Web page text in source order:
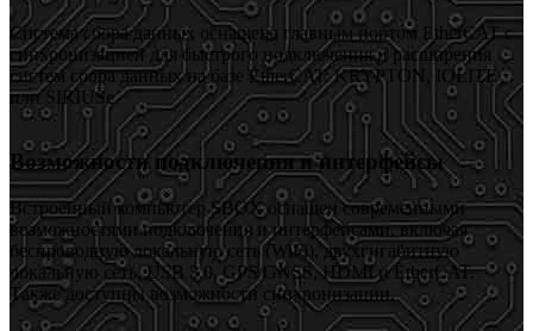
Система сбора данных оснащена главным портом EtherCAT с
синхронизацией для быстрого подключения и расширения
систем сбора данных на базе EtherCAT: KRYPTON, IOLITE
или SIRIUSe.
Возможности подключения и интерфейсы
Встроенный компьютер SBOX оснащен современными
возможностями подключения и интерфейсами, включая
беспроводную локальную сеть (WiFi), двухгигабитную
локальную сеть, USB 3.0, GPS/GNSS, HDMI и EtherCAT.
Также доступны возможности синхронизации.